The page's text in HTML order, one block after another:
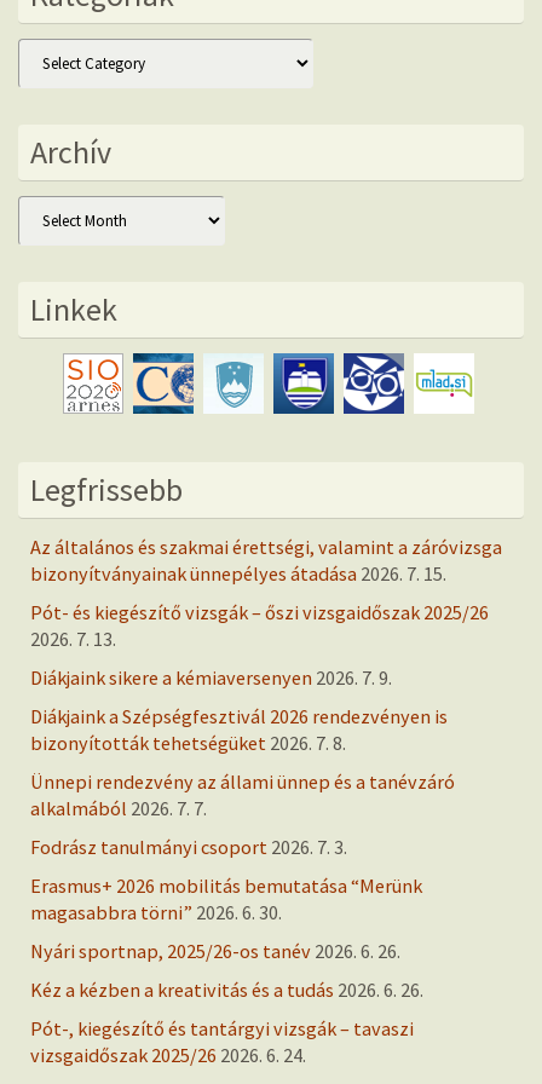
Kategóriák
Archív
Archív
Linkek
Legfrissebb
Az általános és szakmai érettségi, valamint a záróvizsga
bizonyítványainak ünnepélyes átadása 2026. 7. 15.
Pót- és kiegészítő vizsgák – őszi vizsgaidőszak 2025/26
2026. 7. 13.
Diákjaink sikere a kémiaversenyen 2026. 7. 9.
Diákjaink a Szépségfesztivál 2026 rendezvényen is
bizonyították tehetségüket 2026. 7. 8.
Ünnepi rendezvény az állami ünnep és a tanévzáró
alkalmából 2026. 7. 7.
Fodrász tanulmányi csoport 2026. 7. 3.
Erasmus+ 2026 mobilitás bemutatása “Merünk
magasabbra törni” 2026. 6. 30.
Nyári sportnap, 2025/26-os tanév 2026. 6. 26.
Kéz a kézben a kreativitás és a tudás 2026. 6. 26.
Pót-, kiegészítő és tantárgyi vizsgák – tavaszi
vizsgaidőszak 2025/26 2026. 6. 24.